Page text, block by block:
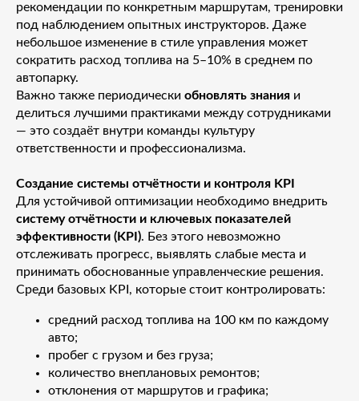
рекомендации по конкретным маршрутам, тренировки
под наблюдением опытных инструкторов. Даже
небольшое изменение в стиле управления может
сократить расход топлива на 5–10% в среднем по
автопарку.
Важно также периодически обновлять знания и
делиться лучшими практиками между сотрудниками
— это создаёт внутри команды культуру
ответственности и профессионализма.
Создание системы отчётности и контроля KPI
Для устойчивой оптимизации необходимо внедрить
систему отчётности и ключевых показателей
эффективности (KPI). Без этого невозможно
отслеживать прогресс, выявлять слабые места и
принимать обоснованные управленческие решения.
Среди базовых KPI, которые стоит контролировать:
средний расход топлива на 100 км по каждому
авто;
пробег с грузом и без груза;
количество внеплановых ремонтов;
отклонения от маршрутов и графика;